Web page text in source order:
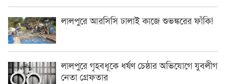
লালপুরে আরসিসি ঢালাই কাজে শুভঙ্করের ফাঁকি!
লালপুরে গৃহবধূকে ধর্ষণ চেষ্ঠার অভিযোগে যুবলীগ
নেতা গ্রেফতার